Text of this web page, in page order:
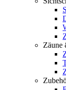
Zäune